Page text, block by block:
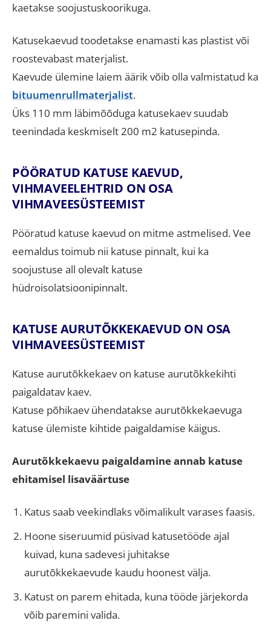
kaetakse soojustuskoorikuga.
Katusekaevud toodetakse enamasti kas plastist või
roostevabast materjalist.
Kaevude ülemine laiem äärik võib olla valmistatud ka
bituumenrullmaterjalist.
Üks 110 mm läbimõõduga katusekaev suudab
teenindada keskmiselt 200 m2 katusepinda.
PÖÖRATUD KATUSE KAEVUD,
VIHMAVEELEHTRID ON OSA
VIHMAVEESÜSTEEMIST
Pööratud katuse kaevud on mitme astmelised. Vee
eemaldus toimub nii katuse pinnalt, kui ka
soojustuse all olevalt katuse
hüdroisolatsioonipinnalt.
KATUSE AURUTÕKKEKAEVUD ON OSA
VIHMAVEESÜSTEEMIST
Katuse aurutõkkekaev on katuse aurutõkkekihti
paigaldatav kaev.
Katuse põhikaev ühendatakse aurutõkkekaevuga
katuse ülemiste kihtide paigaldamise käigus.
Aurutõkkekaevu paigaldamine annab katuse
ehitamisel lisaväärtuse
Katus saab veekindlaks võimalikult varases faasis.
Hoone siseruumid püsivad katusetööde ajal
kuivad, kuna sadevesi juhitakse
aurutõkkekaevude kaudu hoonest välja.
Katust on parem ehitada, kuna tööde järjekorda
võib paremini valida.